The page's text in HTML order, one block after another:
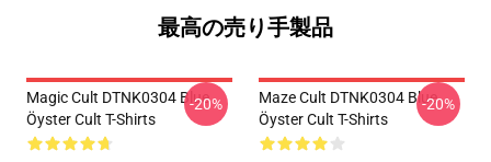
最高の売り手製品
Magic Cult DTNK0304 Blue
Öyster Cult T-Shirts
-20%
Maze Cult DTNK0304 Blue
Öyster Cult T-Shirts
-20%